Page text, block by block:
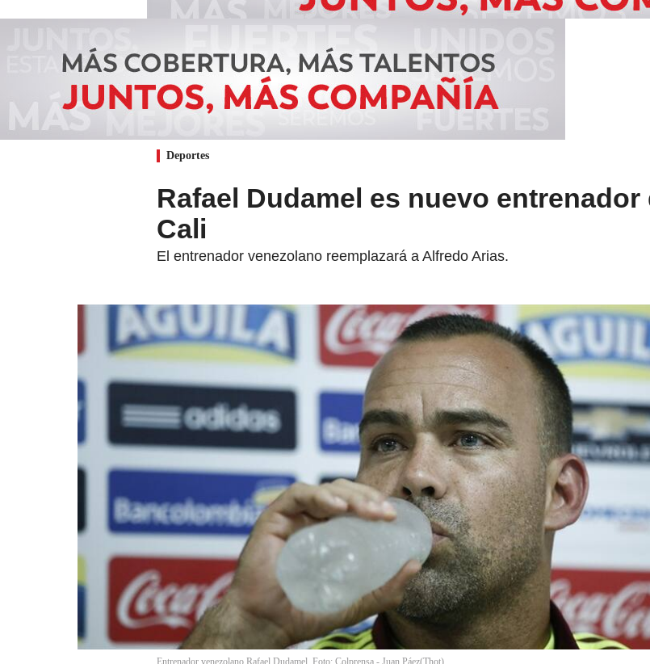
Deportes
Rafael Dudamel es nuevo
Cali
El entrenador venezolano reemplazará a Alfredo Arias.
Entrenador venezolano Rafael Dudamel. Foto: Colprensa - Juan Páez(Thot)